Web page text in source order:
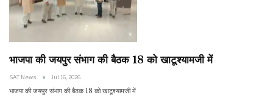
भाजपा की जयपुर संभाग की बैठक 18 को खाटूश्यामजी में
SAT News Jul 16, 2026
भाजपा की जयपुर संभाग की बैठक 18 को खाटूश्यामजी में